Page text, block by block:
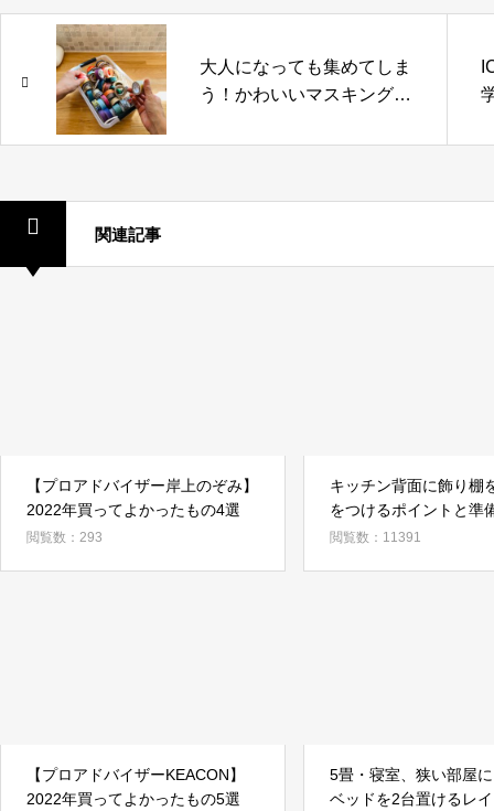
大人になっても集めてしま
う！かわいいマスキングテ
は
関連記事
【プロアドバイザー岸上のぞみ】
2022年買ってよかったもの4選
閲覧数：293
キッチン背面に飾り棚
をつけるポイントと準
閲覧数：11391
【プロアドバイザーKEACON】
2022年買ってよかったもの5選
5畳・寝室、狭い部屋
ベッドを2台置けるレ